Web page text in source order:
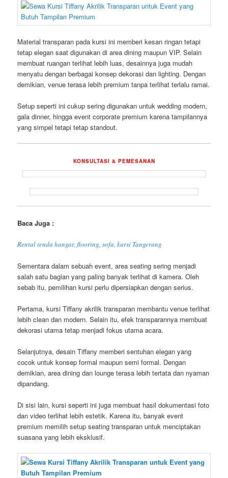
Material transparan pada kursi ini memberi kesan ringan tetapi
tetap elegan saat digunakan di area dining maupun VIP. Selain
membuat ruangan terlihat lebih luas, desainnya juga mudah
menyatu dengan berbagai konsep dekorasi dan lighting. Dengan
demikian, venue terasa lebih premium tanpa terlihat terlalu ramai.
Setup seperti ini cukup sering digunakan untuk wedding modern,
gala dinner, hingga event corporate premium karena tampilannya
yang simpel tetapi tetap standout.
KONSULTASI & PEMESANAN
Baca Juga :
Rental tenda hangar, flooring, sofa, kursi Tangerang
Sementara dalam sebuah event, area seating sering menjadi
salah satu bagian yang paling banyak terlihat di kamera. Oleh
sebab itu, pemilihan kursi perlu dipersiapkan dengan serius.
Pertama, kursi Tiffany akrilik transparan membantu venue terlihat
lebih clean dan modern. Selain itu, efek transparannya membuat
dekorasi utama tetap menjadi fokus utama acara.
Selanjutnya, desain Tiffany memberi sentuhan elegan yang
cocok untuk konsep formal maupun semi formal. Dengan
demikian, area dining dan lounge terasa lebih tertata dan nyaman
dipandang.
Di sisi lain, kursi seperti ini juga membuat hasil dokumentasi foto
dan video terlihat lebih estetik. Karena itu, banyak event
premium memilih setup seating transparan untuk menciptakan
suasana yang lebih eksklusif.